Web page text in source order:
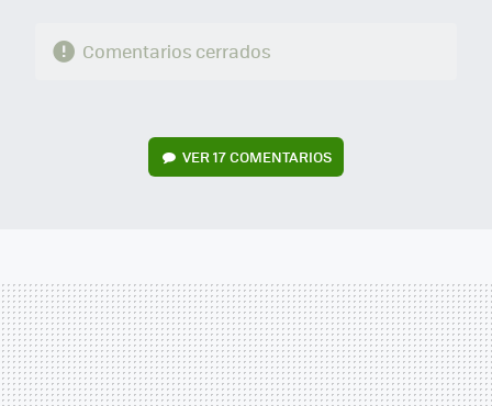
Comentarios cerrados
VER17 COMENTARIOS